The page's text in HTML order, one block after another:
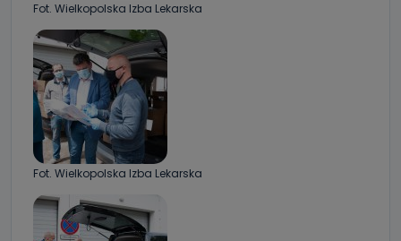
Fot. Wielkopolska Izba Lekarska
Fot. Wielkopolska Izba Lekarska